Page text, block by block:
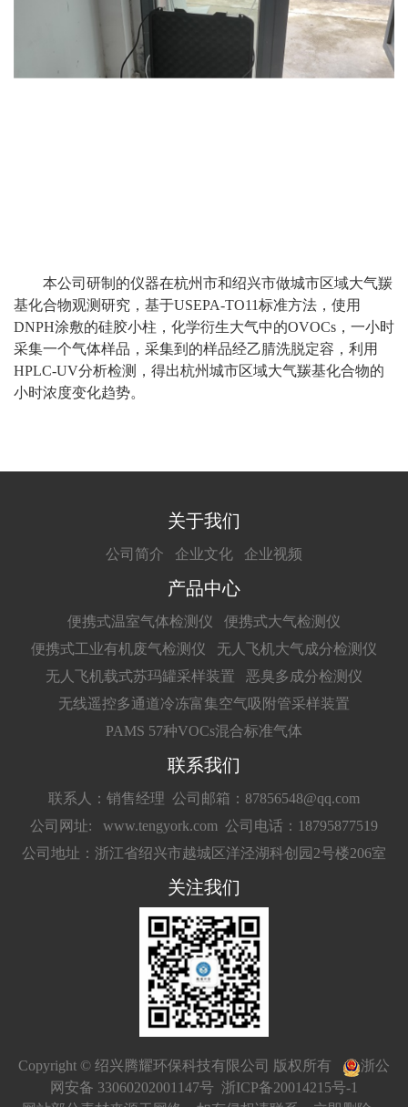
本公司研制的仪器在杭州市和绍兴市做城市区域大气羰
基化合物观测研究，基于USEPA-TO11标准方法，使用
DNPH涂敷的硅胶小柱，化学衍生大气中的OVOCs，一小时
采集一个气体样品，采集到的样品经乙腈洗脱定容，利用
HPLC-UV分析检测，得出杭州城市区域大气羰基化合物的
小时浓度变化趋势。
关于我们
公司简介 企业文化 企业视频
产品中心
便携式温室气体检测仪
便携式大气检测仪
便携式工业有机废气检测仪
无人飞机大气成分检测仪
无人飞机载式苏玛罐采样装置
恶臭多成分检测仪
无线遥控多通道冷冻富集空气吸附管采样装置
PAMS 57种VOCs混合标准气体
联系我们
联系人：销售经理 公司邮箱：87856548@qq.com
公司网址: www.tengyork.com 公司电话：18795877519
公司地址：浙江省绍兴市越城区洋泾湖科创园2号楼206室
关注我们
Copyright © 绍兴腾耀环保科技有限公司 版权所有
浙公
网安备 33060202001147号 浙ICP备20014215号-1